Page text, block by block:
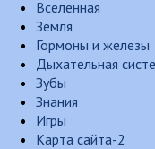
Вселенная
Земля
Гормоны и железы
Дыхательная
Зубы
Знания
Игры
Карта сайта-2